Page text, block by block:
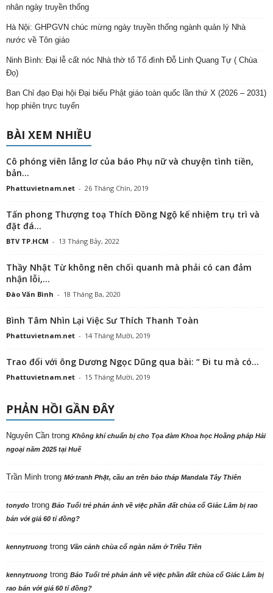
nhân ngày truyền thống
Hà Nội: GHPGVN chúc mừng ngày truyền thống ngành quản lý Nhà
nước về Tôn giáo
Ninh Bình: Đại lễ cất nóc Nhà thờ tổ Tổ đình Đỗ Linh Quang Tự ( Chùa
Đọ)
Ban Chỉ đạo Đại hội Đại biểu Phật giáo toàn quốc lần thứ X (2026 – 2031)
họp phiên trực tuyến
BÀI XEM NHIỀU
Cô phóng viên lẳng lơ của báo Phụ nữ và chuyện tình tiền,
bản...
Phattuvietnam.net - 26 Tháng Chín, 2019
Tấn phong Thượng toạ Thích Đồng Ngộ kế nhiệm trụ trì và
đặt đá...
BTV TP.HCM - 13 Tháng Bảy, 2022
Thầy Nhật Từ không nên chối quanh mà phải có can đảm
nhận lỗi,...
Đào Văn Bình - 18 Tháng Ba, 2020
Bình Tâm Nhìn Lại Việc Sư Thích Thanh Toàn
Phattuvietnam.net - 14 Tháng Mười, 2019
Trao đổi với ông Dương Ngọc Dũng qua bài: “ Đi tu mà có...
Phattuvietnam.net - 15 Tháng Mười, 2019
PHẢN HỒI GẦN ĐÂY
Nguyên Cần trong Không khí chuẩn bị cho Tọa đàm Khoa học Hoằng pháp Hải
ngoại năm 2025 tại Huế
Trần Minh trong Mở tranh Phật, cầu an trên bảo tháp Mandala Tây Thiên
tonydo trong Báo Tuổi trẻ phản ảnh về việc phần đất chùa cổ Giác Lâm bị rao
bán với giá 60 tỉ đồng?
kennytruong trong Vãn cảnh chùa cổ ngàn năm ở Triều Tiên
kennytruong trong Báo Tuổi trẻ phản ảnh về việc phần đất chùa cổ Giác Lâm bị
rao bán với giá 60 tỉ đồng?